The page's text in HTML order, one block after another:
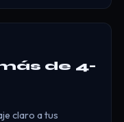
de 4-
claro a tus